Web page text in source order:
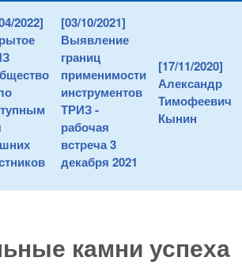
2022]
[03/10/2021]
Выявление
границ
применимости
инструментов
ТРИЗ -
рабочая
встреча 3
декабря 2021
[17/11/2020]
Александр
Тимофеевич
Кынин
камни успеха